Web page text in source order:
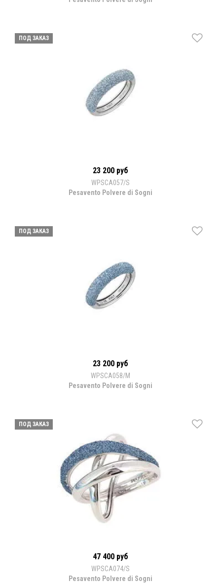
ПОД ЗАКАЗ
23 200 руб
WPSCA057/S
Pesavento Polvere di Sogni
ПОД ЗАКАЗ
23 200 руб
WPSCA058/M
Pesavento Polvere di Sogni
ПОД ЗАКАЗ
47 400 руб
WPSCA074/S
Pesavento Polvere di Sogni